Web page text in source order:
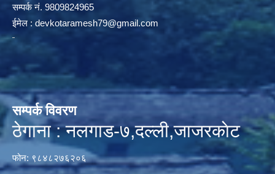
सम्पर्क न‌ं. 9809824965
ईमेल : devkotaramesh79@gmail.com
सम्पर्क विवरण
ठेगाना : नलगाड-७,दल्ली,जाजरकाेट
फोन: ९८४८२७६२०६